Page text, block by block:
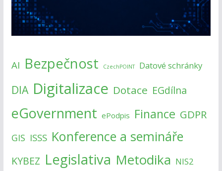
AI Bezpečnost CzechPOINT Datové schránky
DIA Digitalizace Dotace EGdílna
eGovernment ePodpis Finance GDPR
GIS ISSS Konference a semináře
KYBEZ Legislativa Metodika NIS2